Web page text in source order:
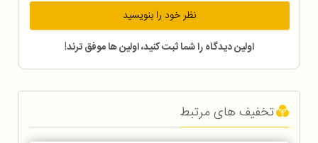
نظر خود را بنویسید
اولین دیدگاه را شما ثبت کنید، اولین ها موفق ترند!
تخفیف های مرتبط